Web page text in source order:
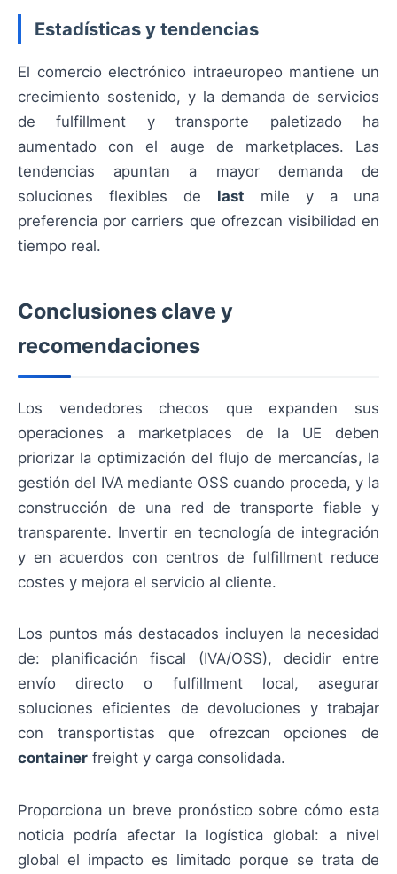
Estadísticas y tendencias
El comercio electrónico intraeuropeo mantiene un
crecimiento sostenido, y la demanda de servicios
de fulfillment y transporte paletizado ha
aumentado con el auge de marketplaces. Las
tendencias apuntan a mayor demanda de
soluciones flexibles de last mile y a una
preferencia por carriers que ofrezcan visibilidad en
tiempo real.
Conclusiones clave y
recomendaciones
Los vendedores checos que expanden sus
operaciones a marketplaces de la UE deben
priorizar la optimización del flujo de mercancías, la
gestión del IVA mediante OSS cuando proceda, y la
construcción de una red de transporte fiable y
transparente. Invertir en tecnología de integración
y en acuerdos con centros de fulfillment reduce
costes y mejora el servicio al cliente.
Los puntos más destacados incluyen la necesidad
de: planificación fiscal (IVA/OSS), decidir entre
envío directo o fulfillment local, asegurar
soluciones eficientes de devoluciones y trabajar
con transportistas que ofrezcan opciones de
container freight y carga consolidada.
Proporciona un breve pronóstico sobre cómo esta
noticia podría afectar la logística global: a nivel
global el impacto es limitado porque se trata de